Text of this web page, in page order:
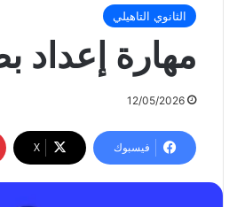
الثانوي التاهيلي
مهارة
12/05/2026
فيسبوك ‫X